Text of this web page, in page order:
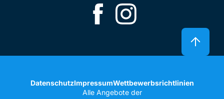
DatenschutzImpressumWettbewerbsrichtlinien
Alle Angebote der